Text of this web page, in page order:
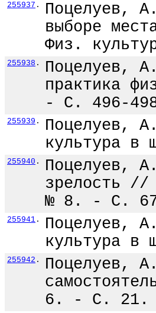
255937 .
Поцелуев,
выборе
Физ.
255938 .
Поцелуев,
практика
- С. 496-
255939 .
Поцелуев,
культура
255940 .
Поцелуев,
зрелость
№ 8. - С.
255941 .
Поцелуев,
культура
255942 .
Поцелуев,
6. - С. 21.